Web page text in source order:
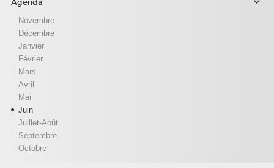
Agenda
Novembre
Décembre
Janvier
Février
Mars
Avril
Mai
Juin
Juillet-Août
Septembre
Octobre